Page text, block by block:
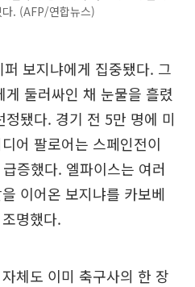
. (AFP/연합뉴스)
보지냐에게 집중됐다. 그
둘러싸인 채 눈물을 흘렸
됐다. 경기 전 5만 명에 미
어 팔로어는 스페인전이
증했다. 엘파이스는 여러
이어온 보지냐를 카보베
명했다.
체도 이미 축구사의 한 장